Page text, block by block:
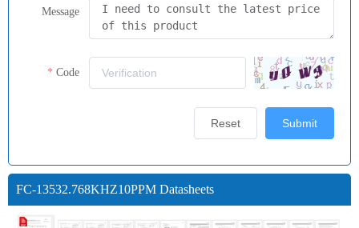
Message
Code
Submit
Reset
FC-13532.768KHZ10PPM Datasheets